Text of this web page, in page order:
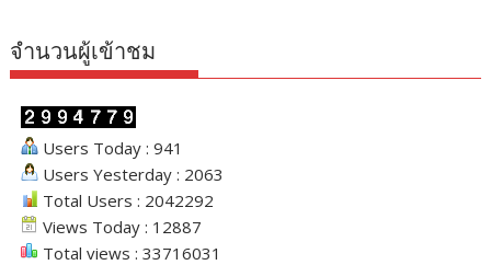
จำนวนผู้เข้าชม
Users Today : 941
Users Yesterday : 2063
Total Users : 2042292
Views Today : 12887
Total views : 33716031